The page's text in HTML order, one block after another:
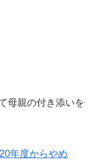
母親の付き添いを
年度からやめ